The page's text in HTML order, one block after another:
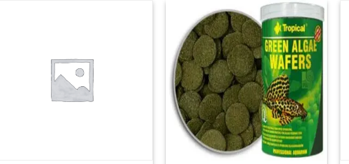
NEMA NA ZALIHI